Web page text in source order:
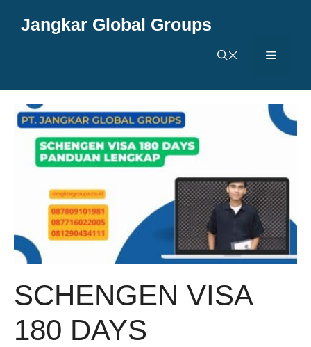
Jangkar Global Groups
Menu
SCHENGEN VISA
180 DAYS